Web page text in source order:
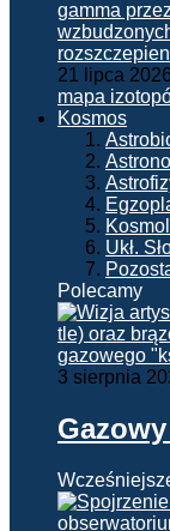
21 lipca 2026
mapa
Kosmos
Ukł.
Polecamy
3 sierpnia